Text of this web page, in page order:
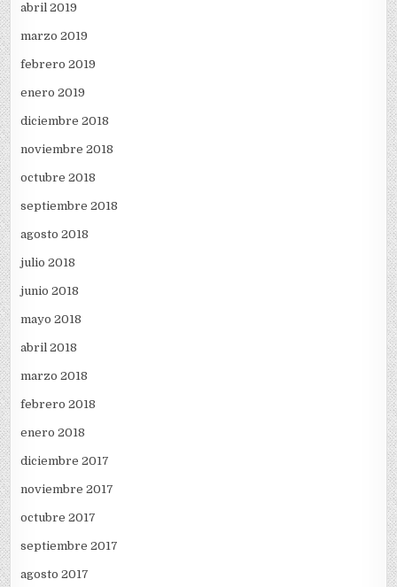
abril 2019
marzo 2019
febrero 2019
enero 2019
diciembre 2018
noviembre 2018
octubre 2018
septiembre 2018
agosto 2018
julio 2018
junio 2018
mayo 2018
abril 2018
marzo 2018
febrero 2018
enero 2018
diciembre 2017
noviembre 2017
octubre 2017
septiembre 2017
agosto 2017